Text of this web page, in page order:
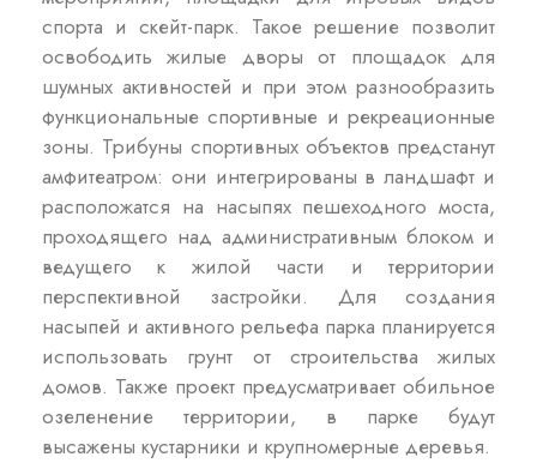
спорта и скейт-парк. Такое решение позволит
освободить жилые дворы от площадок для
шумных активностей и при этом разнообразить
функциональные спортивные и рекреационные
зоны. Трибуны спортивных объектов предстанут
амфитеатром: они интегрированы в ландшафт и
расположатся на насыпях пешеходного моста,
проходящего над административным блоком и
ведущего к жилой части и территории
перспективной застройки. Для создания
насыпей и активного рельефа парка планируется
использовать грунт от строительства жилых
домов. Также проект предусматривает обильное
озеленение территории, в парке будут
высажены кустарники и крупномерные деревья.